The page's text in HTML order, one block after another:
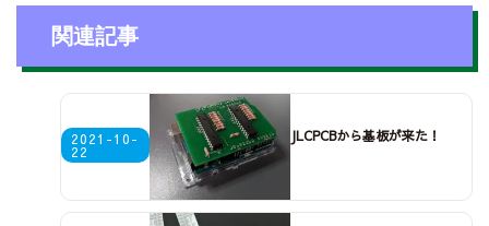
関連記事
2021-10-
22
JLCPCBから基板が来た！